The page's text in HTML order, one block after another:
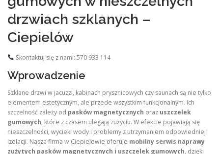
drzwiach szklanych –
Ciepielów
Skontaktuj się z nami: 570 933 114
Wprowadzenie
Szklane drzwi w jacuzzi, kabinach prysznicowych czy saunach są nie tylko
elementem estetycznym, ale przede wszystkim funkcjonalnym. Ich
szczelność zależy od pasków magnetycznych oraz uszczelek
gumowych, które z czasem ulegają zużyciu. W efekcie pojawiają się
nieszczelności, wycieki wody i problemy z utrzymaniem odpowiedniej
izolacji. Nasza firma w Ciepielowie oferuje mobilny serwis naprawy
zużytych pasków magnetycznych i uszczelek gumowych, dzięki